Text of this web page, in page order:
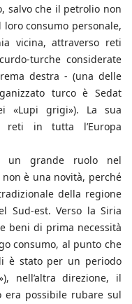
salvo che il petrolio non
consumo personale,
vicina, attraverso reti
turche considerate
destra - (una delle
turco è Sedat
«Lupi grigi»). La sua
reti in tutta l’Europa
un grande ruolo nel
è una novità, perché
della regione
Sud-est. Verso la Siria
beni di prima necessità
consumo, al punto che
è stato per un periodo
nell’altra direzione, il
possibile rubare sul